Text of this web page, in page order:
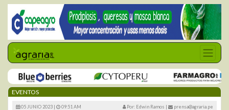
EVENTOS
05 JUNIO 2023 | 09:51 AM Por: Edwin Ramos | prensa@agraria.pe